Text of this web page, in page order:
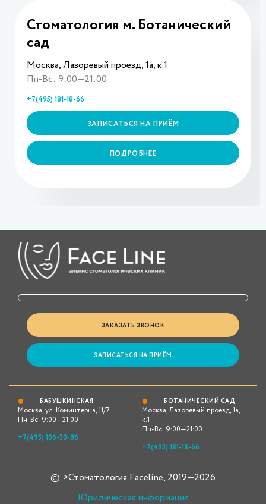
Стоматология м. Ботанический
сад
Москва, Лазоревый проезд, 1а, к.1
Пн-Вс: 9:00—21:00
+7(495) 181-18-66
ЗАПИСАТЬСЯ НА ПРИЁМ
ПОДРОБНЕЕ
ЗАКАЗАТЬ ЗВОНОК
ЗАПИСАТЬСЯ НА ПРИЁМ
БАБУШКИНСКАЯ
Москва, ул. Коминтерна, 11/7
Пн-Вс: 9:00—21:00
+7(495) 106-30-86
БОТАНИЧЕСКИЙ САД
Москва, Лазоревый проезд, 1а,
к.1
Пн-Вс: 9:00—21:00
+7(495) 181-18-66
© >Стоматология Faceline, 2019—2026
Юридическая информация